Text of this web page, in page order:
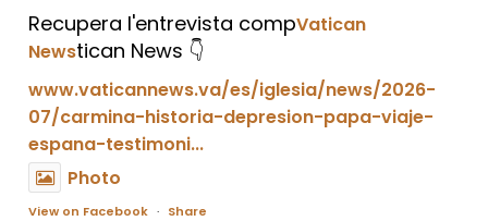
Recupera l'entrevista compVatican
Newstican News 👇
www.vaticannews.va/es/iglesia/news/2026-
07/carmina-historia-depresion-papa-viaje-
espana-testimoni...
Photo
View on Facebook · Share